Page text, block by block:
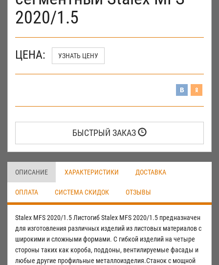
2020/1.5
ЦЕНА: УЗНАТЬ ЦЕНУ
БЫСТРЫЙ ЗАКАЗ
ОПИСАНИЕ ХАРАКТЕРИСТИКИ ДОСТАВКА
ОПЛАТА СИСТЕМА СКИДОК ОТЗЫВЫ
Stalex MFS 2020/1.5 Листогиб Stalex MFS 2020/1.5 предназначен
для изготовления различных изделий из листовых материалов с
широкими и сложными формами. С гибкой изделий на четыре
стороны таких как короба, поддоны, вентилируемые фасады и
любые другие профильные металлоизделия.Станок с мощной